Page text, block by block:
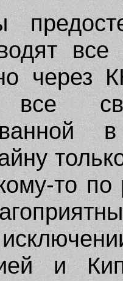
через
все
то по
и